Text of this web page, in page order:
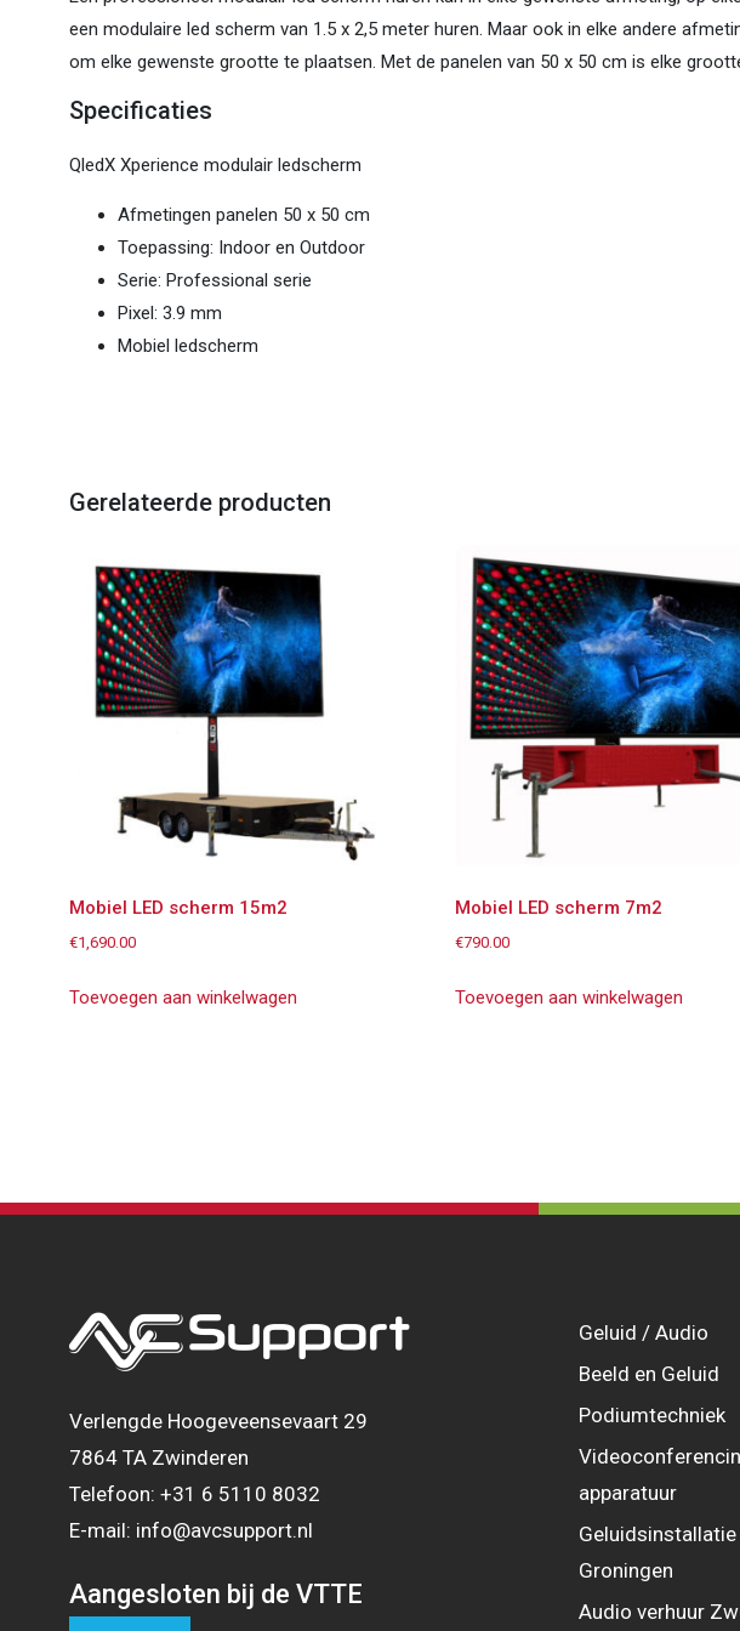
een modulaire led scherm van 1.5 x 2,5 meter huren. Maar ook in elke andere
om elke gewenste grootte te plaatsen. Met de panelen van 50 x 50 cm is elke
Specificaties
QledX Xperience modulair ledscherm
Afmetingen panelen 50 x 50 cm
Toepassing: Indoor en Outdoor
Serie: Professional serie
Pixel: 3.9 mm
Mobiel ledscherm
Gerelateerde producten
Mobiel LED scherm 15m2
€1,690.00
Toevoegen aan winkelwagen
Mobiel LED scherm 7m2
€790.00
Toevoegen aan winkelwagen
Verlengde Hoogeveensevaart 29
7864 TA Zwinderen
Telefoon: +31 6 5110 8032
E-mail: info@avcsupport.nl
Aangesloten bij de VTTE
Geluid / Audio
Beeld en Geluid
Podiumtechniek
apparatuur
Geluidsinstallatie
Groningen
Audio verhuur